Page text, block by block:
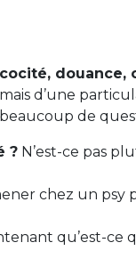
douance,
d’une
de
? N’est-ce pas
chez un psy
qu’est-ce